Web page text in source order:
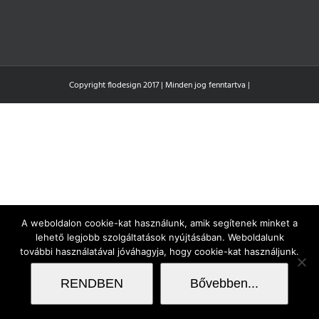
Copyright flodesign 2017 | Minden jog fenntartva |
A weboldalon cookie-kat használunk, amik segítenek minket a
lehető legjobb szolgáltatások nyújtásában. Weboldalunk
további használatával jóváhagyja, hogy cookie-kat használjunk.
RENDBEN Bővebben...